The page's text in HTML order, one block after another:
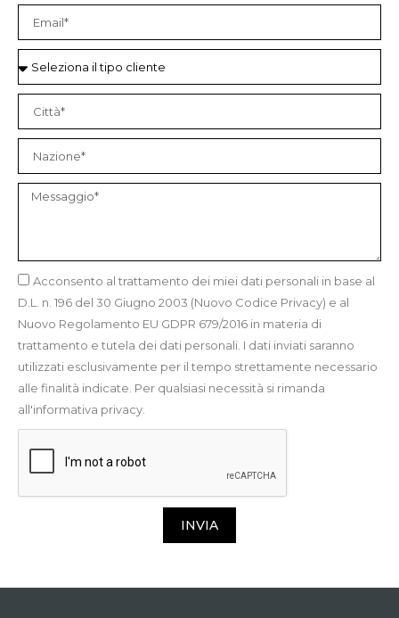
Acconsento al trattamento dei miei dati personali in base al
D.L. n. 196 del 30 Giugno 2003 (Nuovo Codice Privacy) e al
Nuovo Regolamento EU GDPR 679/2016 in materia di
trattamento e tutela dei dati personali. I dati inviati saranno
utilizzati esclusivamente per il tempo strettamente necessario
alle finalità indicate. Per qualsiasi necessità si rimanda
all'informativa privacy.
INVIA